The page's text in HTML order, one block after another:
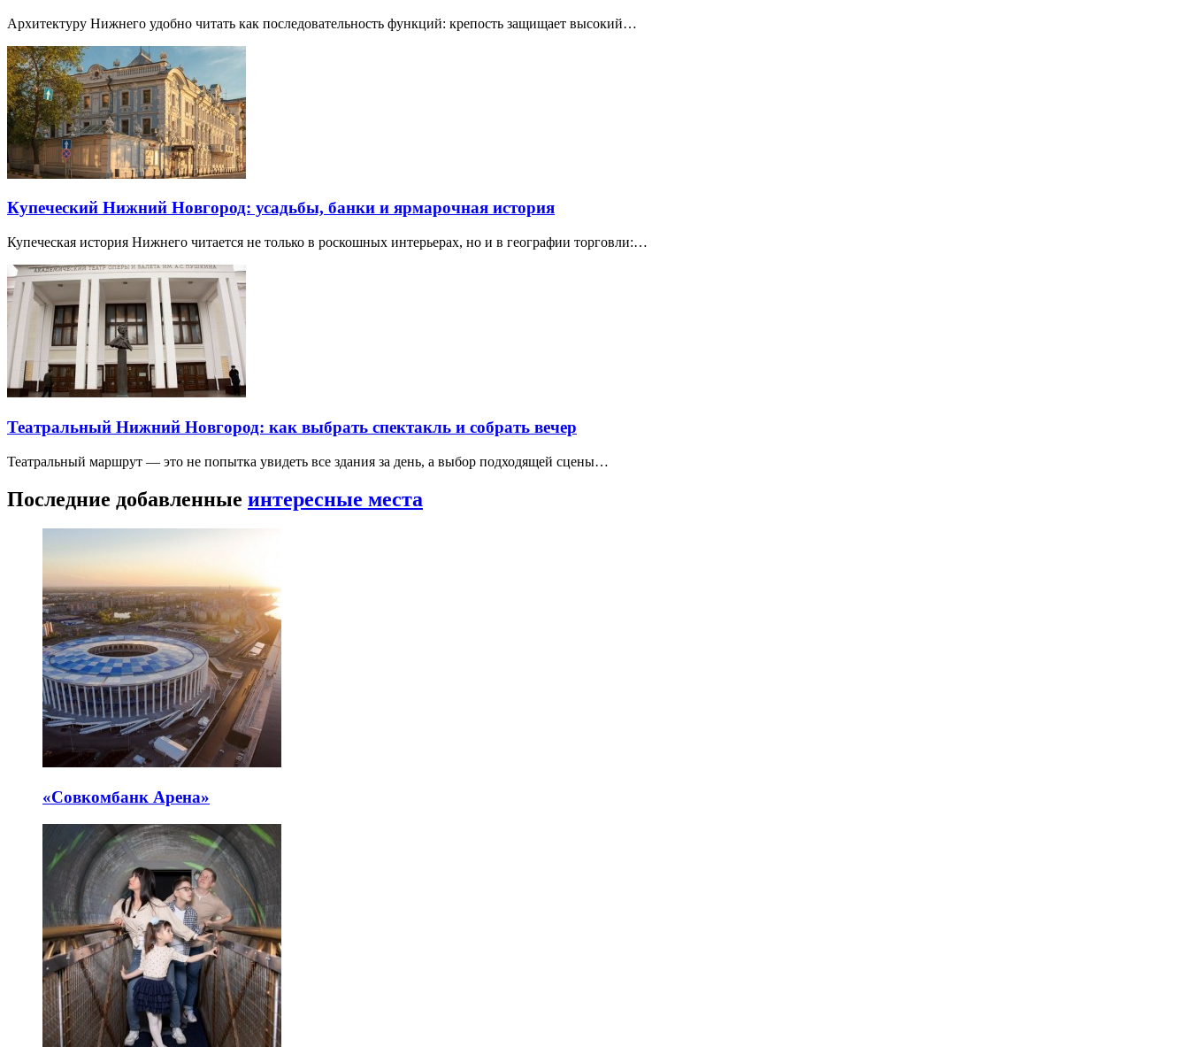
Архитектуру Нижнего удобно читать как последовательность функций: крепость защищает высокий…
Купеческий Нижний Новгород: усадьбы, банки и ярмарочная история
Купеческая история Нижнего читается не только в роскошных интерьерах, но и в географии торговли:…
Театральный Нижний Новгород: как выбрать спектакль и собрать вечер
Театральный маршрут — это не попытка увидеть все здания за день, а выбор подходящей сцены…
Последние добавленные интересные места
«Совкомбанк Арена⁠»